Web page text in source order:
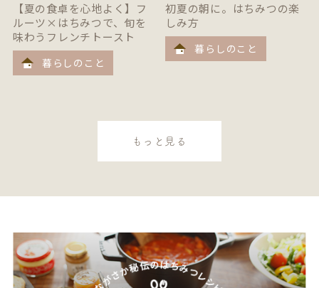
【夏の食卓を心地よく】フ
ルーツ×はちみつで、旬を
味わうフレンチトースト
暮らしのこと
初夏の朝に。はちみつの楽
しみ方
暮らしのこと
もっと見る